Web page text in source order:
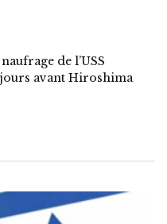
de l’USS
avant Hiroshima